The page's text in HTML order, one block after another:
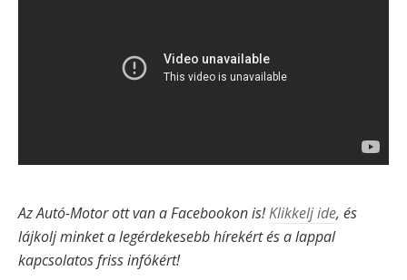
Az Autó-Motor ott van a Facebookon is!Klikkelj ide, és
lájkolj minket a legérdekesebb hírekért és a lappal
kapcsolatos friss infókért!